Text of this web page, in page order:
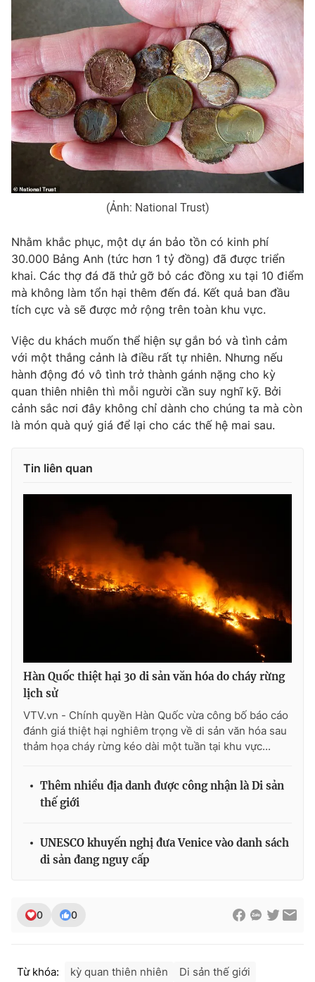
(Ảnh: National Trust)
Nhằm khắc phục, một dự án bảo tồn có kinh phí
30.000 Bảng Anh (tức hơn 1 tỷ đồng) đã được triển
khai. Các thợ đá đã thử gỡ bỏ các đồng xu tại 10 điểm
mà không làm tổn hại thêm đến đá. Kết quả ban đầu
tích cực và sẽ được mở rộng trên toàn khu vực.
Việc du khách muốn thể hiện sự gắn bó và tình cảm
với một thắng cảnh là điều rất tự nhiên. Nhưng nếu
hành động đó vô tình trở thành gánh nặng cho kỳ
quan thiên nhiên thì mỗi người cần suy nghĩ kỹ. Bởi
cảnh sắc nơi đây không chỉ dành cho chúng ta mà còn
là món quà quý giá để lại cho các thế hệ mai sau.
Tin liên quan
Hàn Quốc thiệt hại 30 di sản văn hóa do cháy rừng
lịch sử
VTV.vn - Chính quyền Hàn Quốc vừa công bố báo cáo
đánh giá thiệt hại nghiêm trọng về di sản văn hóa sau
thảm họa cháy rừng kéo dài một tuần tại khu vực...
Thêm nhiều địa danh được công nhận là Di sản
thế giới
UNESCO khuyến nghị đưa Venice vào danh sách
di sản đang nguy cấp
0 0
Từ khóa: kỳ quan thiên nhiên
Di sản thế giới